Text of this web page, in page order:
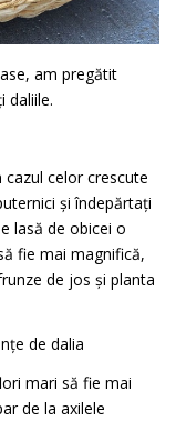
am pregătit
daliile.
celor crescute
și îndepărtați
lasă de obicei o
fie mai magnifică,
de jos și planta
de dalia
mari să fie mai
de la axilele